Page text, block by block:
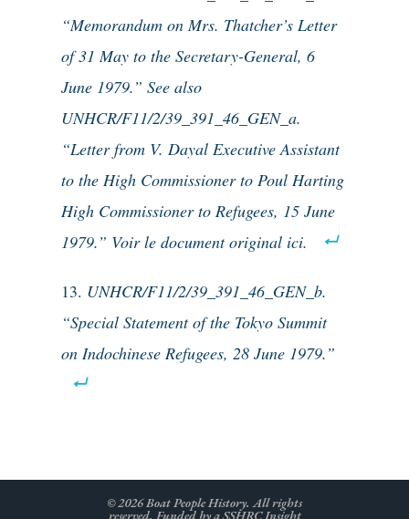
“Memorandum on Mrs. Thatcher’s Letter
of 31 May to the Secretary-General, 6
June 1979.” See also
UNHCR/F11/2/39_391_46_GEN_a.
“Letter from V. Dayal Executive Assistant
to the High Commissioner to Poul Harting
High Commissioner to Refugees, 15 June
1979.” Voir le document original ici.
UNHCR/F11/2/39_391_46_GEN_b.
“Special Statement of the Tokyo Summit
on Indochinese Refugees, 28 June 1979.”
© 2026 Boat People History. All rights
reserved. Funded by a SSHRC Insight